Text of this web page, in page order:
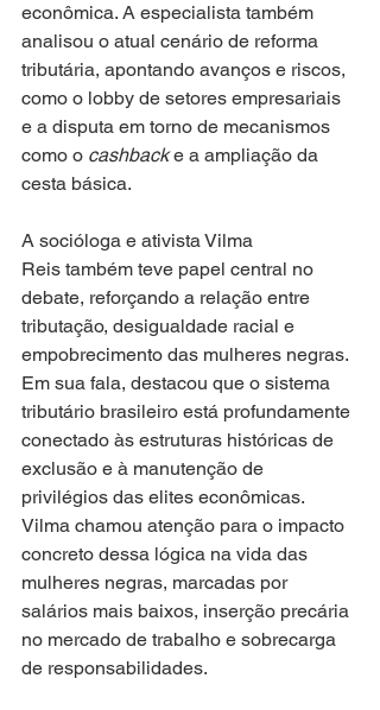
econômica. A especialista também
analisou o atual cenário de reforma
tributária, apontando avanços e riscos,
como o lobby de setores empresariais
e a disputa em torno de mecanismos
como o cashback e a ampliação da
cesta básica.
A socióloga e ativista Vilma
Reis também teve papel central no
debate, reforçando a relação entre
tributação, desigualdade racial e
empobrecimento das mulheres negras.
Em sua fala, destacou que o sistema
tributário brasileiro está profundamente
conectado às estruturas históricas de
exclusão e à manutenção de
privilégios das elites econômicas.
Vilma chamou atenção para o impacto
concreto dessa lógica na vida das
mulheres negras, marcadas por
salários mais baixos, inserção precária
no mercado de trabalho e sobrecarga
de responsabilidades.